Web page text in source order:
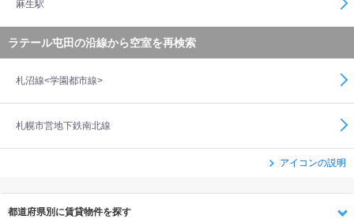
麻生駅
ラテール屯田の沿線から空室を再検索
札沼線<学園都市線>
札幌市営地下鉄南北線
アイコンの説明
都道府県別に賃貸物件を探す